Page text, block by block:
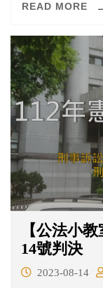
仍主張適用刑法
的爭點。
READ MORE
【公法小
14號判決
2023-08-14